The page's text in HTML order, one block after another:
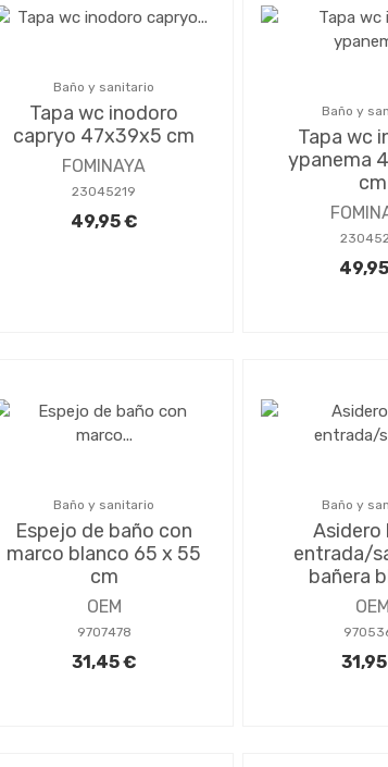
Baño y sanitario
Tapa wc inodoro
capryo 47x39x5 cm
FOMINAYA
23045219
49,95 €
Baño y
Tapa wc
ypanema
cm
Baño y sanitario
Espejo de baño con
marco blanco 65 x 55
cm
OEM
9707478
31,45 €
Baño y
Asidero
entrada/
bañera
OEM